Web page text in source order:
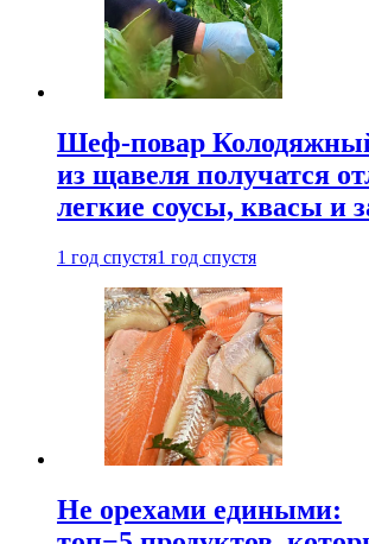
Шеф-повар
из щавеля получатся
легкие соусы, квасы и
1 год спустя1 год спустя
Не орехами едиными: